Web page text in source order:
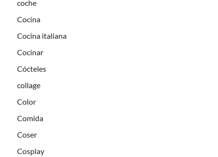
coche
Cocina
Cocina italiana
Cocinar
Cócteles
collage
Color
Comida
Coser
Cosplay